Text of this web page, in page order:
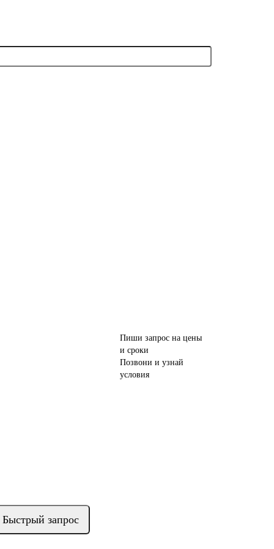
Быстрый запрос
Пиши запрос на цены
и сроки
Позвони и узнай
условия